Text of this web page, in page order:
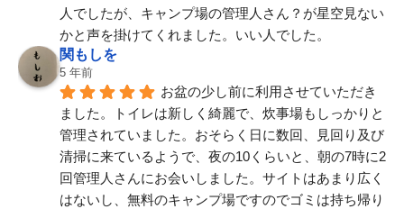
人でしたが、キャンプ場の管理人さん？が星空見ない
かと声を掛けてくれました。いい人でした。
関もしを
5 年前
お盆の少し前に利用させていただき
ました。トイレは新しく綺麗で、炊事場もしっかりと
管理されていました。おそらく日に数回、見回り及び
清掃に来ているようで、夜の10くらいと、朝の7時に2
回管理人さんにお会いしました。サイトはあまり広く
はないし、無料のキャンプ場ですのでゴミは持ち帰り